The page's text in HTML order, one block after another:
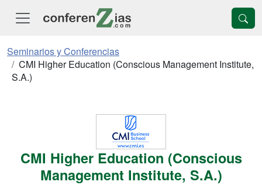
Seminarios y Conferencias
CMI Higher Education (Conscious Management Institute,
S.A.)
CMI Higher Education (Conscious
Management Institute, S.A.)